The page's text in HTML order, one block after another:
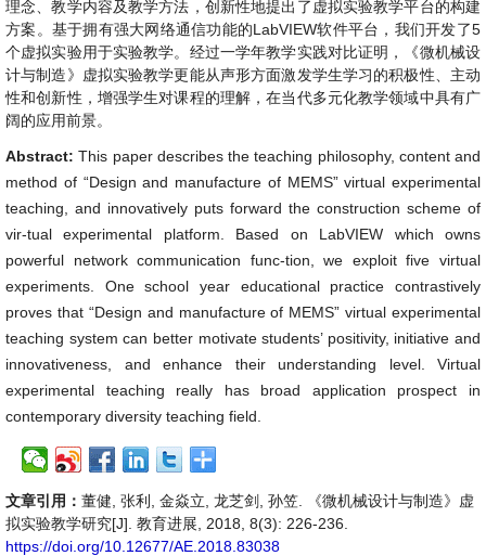
理念、教学内容及教学方法，创新性地提出了虚拟实验教学平台的构建
方案。基于拥有强大网络通信功能的LabVIEW软件平台，我们开发了5
个虚拟实验用于实验教学。经过一学年教学实践对比证明，《微机械设
计与制造》虚拟实验教学更能从声形方面激发学生学习的积极性、主动
性和创新性，增强学生对课程的理解，在当代多元化教学领域中具有广
阔的应用前景。
Abstract:This paper describes the teaching philosophy, content and
method of “Design and manufacture of MEMS” virtual experimental
teaching, and innovatively puts forward the construction scheme of
vir-tual experimental platform. Based on LabVIEW which owns
powerful network communication func-tion, we exploit five virtual
experiments. One school year educational practice contrastively
proves that “Design and manufacture of MEMS” virtual experimental
teaching system can better motivate students’ positivity, initiative and
innovativeness, and enhance their understanding level. Virtual
experimental teaching really has broad application prospect in
contemporary diversity teaching field.
文章引用： 董健, 张利, 金焱立, 龙芝剑, 孙笠. 《微机械设计与制造》虚
拟实验教学研究[J]. 教育进展, 2018, 8(3): 226-236.
https://doi.org/10.12677/AE.2018.83038